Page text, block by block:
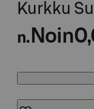
Kurkku
n. Noin